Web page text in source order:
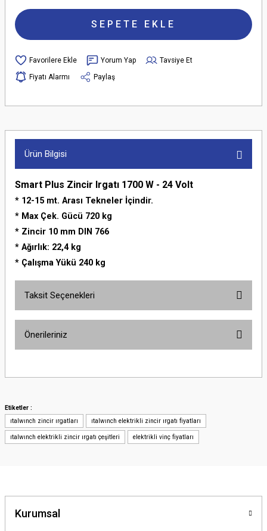
SEPETE EKLE
Yorum Yap
Tavsiye Et
Fiyatı Alarmı
Paylaş
Ürün Bilgisi
Smart Plus Zincir Irgatı 1700 W - 24 Volt
* 12-15 mt. Arası Tekneler İçindir.
* Max Çek. Gücü 720 kg
* Zincir 10 mm DIN 766
* Ağırlık: 22,4 kg
* Çalışma Yükü 240 kg
Taksit Seçenekleri
Önerileriniz
yetersiz gördüğünüz noktaları öneri formunu kullanarak tarafımıza
Ürün resmi kalitesiz, bozuk veya görüntülenemiyor.
Ürün açıklamasında eksik bilgiler bulunuyor.
Bu ürüne benzer farklı alternatifler olmalı.
Etiketler :
ıtalwınch zincir ırgatları
ıtalwınch elektrikli zincir ırgatı fiyatları
ıtalwınch elektrikli zincir ırgatı çeşitleri elektrikli vinç fiyatları
Kurumsal